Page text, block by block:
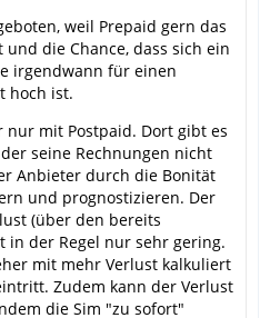
weil Prepaid gern das
die Chance, dass sich ein
irgendwann für einen
hoch ist.
mit Postpaid. Dort gibt es
seine Rechnungen nicht
Anbieter durch die Bonität
und prognostizieren. Der
(über den bereits
in der Regel nur sehr gering.
mit mehr Verlust kalkuliert
Zudem kann der Verlust
die Sim "zu sofort"